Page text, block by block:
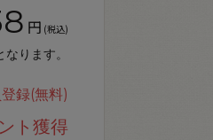
円 (税込)
ります。
録(無料)
ト獲得